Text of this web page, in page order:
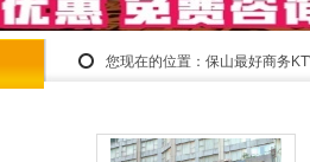
您现在的位置： 保山最好商务